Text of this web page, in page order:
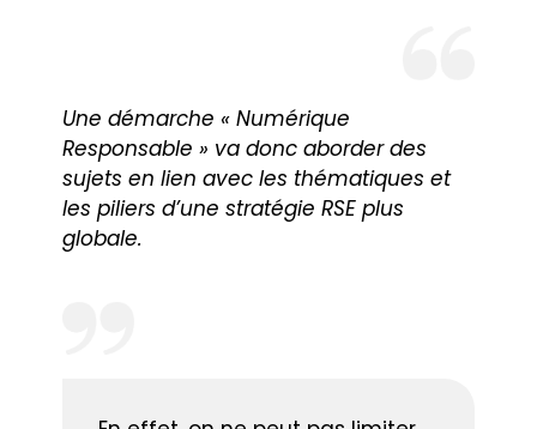
Une démarche « Numérique
Responsable » va donc aborder des
sujets en lien avec les thématiques et
les piliers d’une stratégie RSE plus
globale.